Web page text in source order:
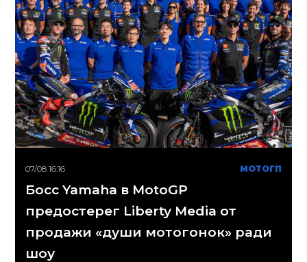
07/08 16:16 МОТОГП
Босс Yamaha в MotoGP
предостерег Liberty Media от
продажи «души мотогонок» ради
шоу